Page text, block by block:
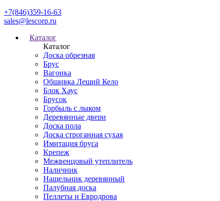
+7(846)359-16-63
sales@lescorp.ru
Каталог
Каталог
Доска обрезная
Брус
Вагонка
Обшивка Леший Кело
Блок Хаус
Брусок
Горбыль с лыком
Деревянные двери
Доска пола
Доска строганная сухая
Имитация бруса
Крепеж
Межвенцовый утеплитель
Наличник
Нащельник деревянный
Палубная доска
Пеллеты и Евродрова